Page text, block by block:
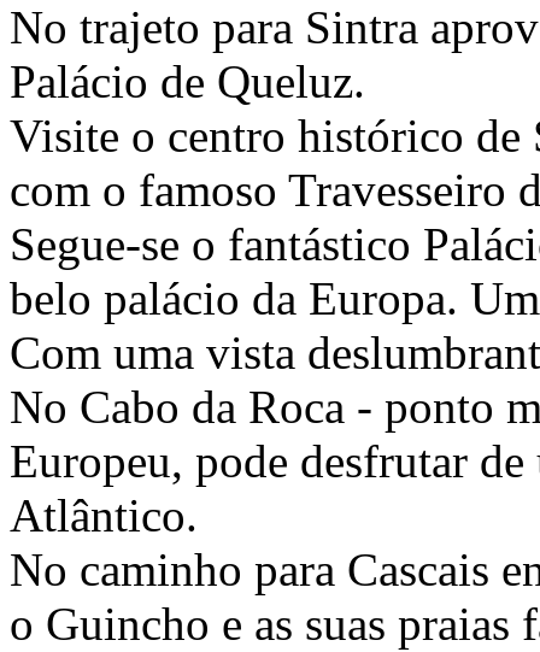
No trajeto para Sintra
Palácio de Queluz.
Visite o centro histórico de
com o famoso Travesseiro
Segue-se o fantástico
belo palácio da Europa.
Com uma vista
No Cabo da Roca - ponto
Europeu, pode desfrutar
Atlântico.
No caminho para Cascais
o Guincho e as suas praias